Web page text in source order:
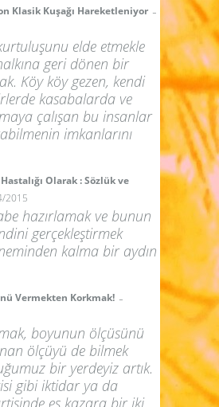
Klasik Kuşağı Hareketleniyor -
elde etmekle
geri dönen bir
Köy köy gezen, kendi
kasabalarda ve
çalışan bu insanlar
imkanlarını
Olarak : Sözlük ve
2015
hazırlamak ve bunun
gerçekleştirmek
kalma bir aydın
Vermekten Korkmak! -
boyunun ölçüsünü
ölçüyü de bilmek
bir yerdeyiz artık.
gibi iktidar ya da
es kazara bir iki